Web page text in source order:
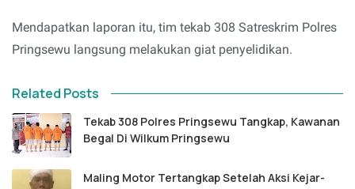
Mendapatkan laporan itu, tim tekab 308 Satreskrim Polres
Pringsewu langsung melakukan giat penyelidikan.
Related Posts
Tekab 308 Polres Pringsewu Tangkap, Kawanan
Begal Di Wilkum Pringsewu
Maling Motor Tertangkap Setelah Aksi Kejar-